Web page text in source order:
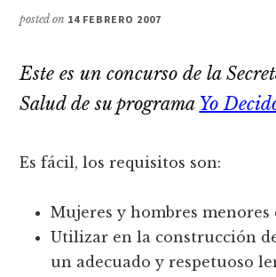
posted on 14 FEBRERO 2007
Este es un concurso de la
Salud de su programa Yo
Es fácil, los requisitos son:
Mujeres y hombres menores
Utilizar en la construcción
un adecuado y respetuoso